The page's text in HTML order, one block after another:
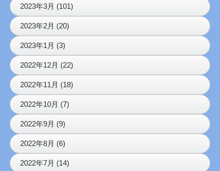
2023年3月 (101)
2023年2月 (20)
2023年1月 (3)
2022年12月 (22)
2022年11月 (18)
2022年10月 (7)
2022年9月 (9)
2022年8月 (6)
2022年7月 (14)